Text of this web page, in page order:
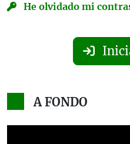
He olvidado mi
A FONDO